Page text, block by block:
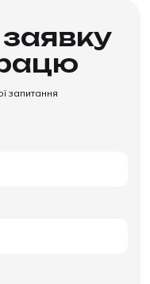
запитання